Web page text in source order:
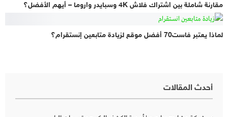
مقارنة شاملة بين اشتراك فلاش 4K وسبايدر واروما – أيهم الأفضل؟
لماذا يعتبر فاست70 أفضل موقع لزيادة متابعين إنستقرام؟
أحدث المقالات